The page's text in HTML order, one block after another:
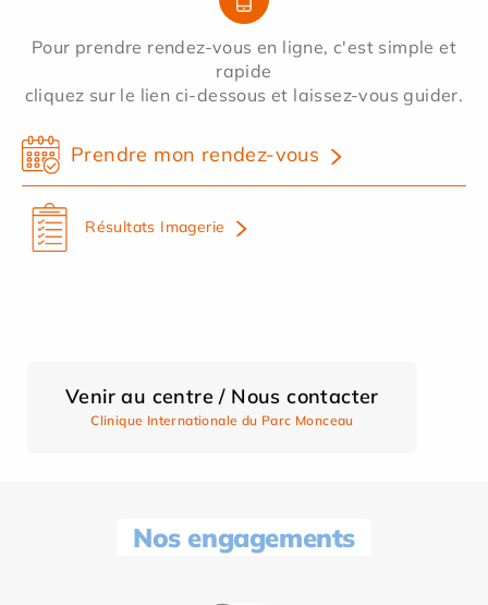
Pour prendre rendez-vous en ligne, c'est simple et
rapide
cliquez sur le lien ci-dessous et laissez-vous guider.
Prendre mon rendez-vous
Résultats Imagerie
Venir au centre / Nous contacter
Clinique Internationale du Parc Monceau
Nos engagements